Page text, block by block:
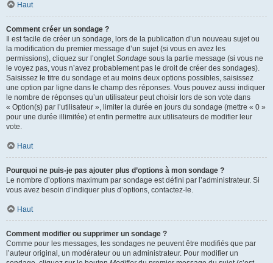
Haut
Comment créer un sondage ?
Il est facile de créer un sondage, lors de la publication d’un nouveau sujet ou
la modification du premier message d’un sujet (si vous en avez les
permissions), cliquez sur l’ongletSondage sous la partie message (si vous ne
le voyez pas, vous n’avez probablement pas le droit de créer des sondages).
Saisissez le titre du sondage et au moins deux options possibles, saisissez
une option par ligne dans le champ des réponses. Vous pouvez aussi indiquer
le nombre de réponses qu’un utilisateur peut choisir lors de son vote dans
« Option(s) par l’utilisateur », limiter la durée en jours du sondage (mettre « 0 »
pour une durée illimitée) et enfin permettre aux utilisateurs de modifier leur
vote.
Haut
Pourquoi ne puis-je pas ajouter plus d’options à mon sondage ?
Le nombre d’options maximum par sondage est défini par l’administrateur. Si
vous avez besoin d’indiquer plus d’options, contactez-le.
Haut
Comment modifier ou supprimer un sondage ?
Comme pour les messages, les sondages ne peuvent être modifiés que par
l’auteur original, un modérateur ou un administrateur. Pour modifier un